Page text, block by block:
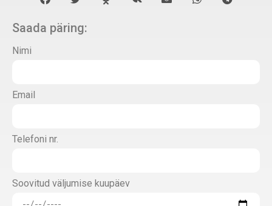
Saada päring:
Nimi
Email
Telefoni nr.
Soovitud väljumise kuupäev